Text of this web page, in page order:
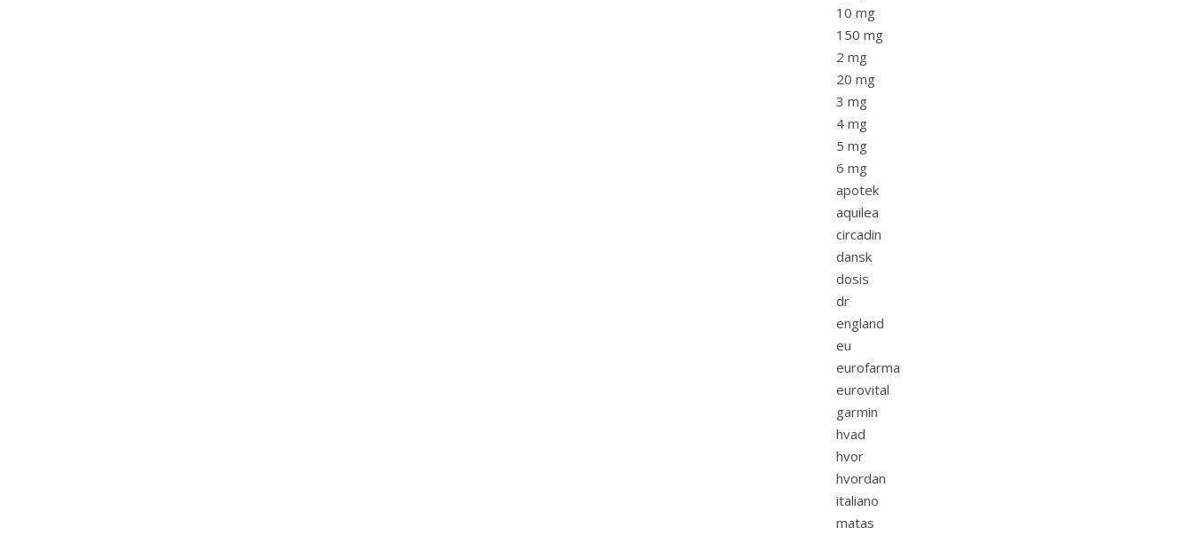
10 mg
150 mg
2 mg
20 mg
3 mg
4 mg
5 mg
6 mg
apotek
aquilea
circadin
dansk
dosis
dr
england
eu
eurofarma
eurovital
garmin
hvad
hvor
hvordan
italiano
matas